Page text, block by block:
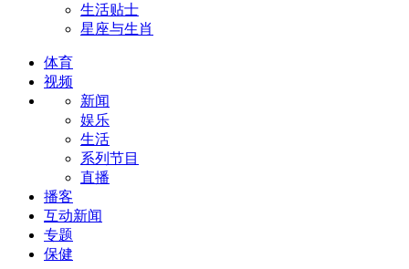
生活贴士
星座与生肖
体育
视频
新闻
娱乐
生活
系列节目
直播
播客
互动新闻
专题
保健